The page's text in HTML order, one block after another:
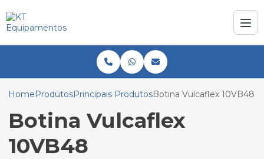
HomeProdutosPrincipais ProdutosBotina Vulcaflex 10VB48
Botina Vulcaflex
10VB48